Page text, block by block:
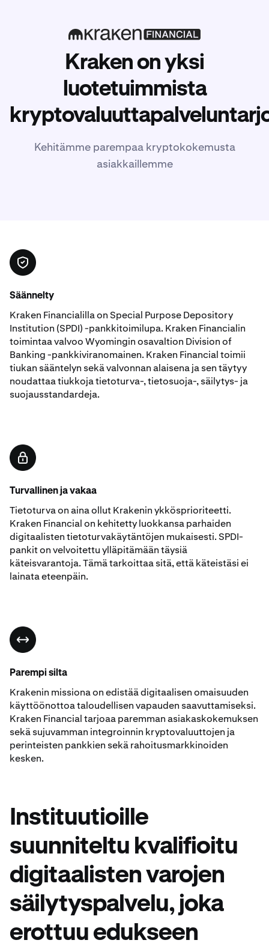
Kraken on yksi
luotetuimmista
Kehitämme parempaa kryptokokemusta
asiakkaillemme
Säännelty
Kraken Financialilla on Special Purpose Depository
Institution (SPDI) -pankkitoimilupa. Kraken Financialin
toimintaa valvoo Wyomingin osavaltion Division of
Banking -pankkiviranomainen. Kraken Financial toimii
tiukan sääntelyn sekä valvonnan alaisena ja sen täytyy
noudattaa tiukkoja tietoturva-, tietosuoja-, säilytys- ja
suojausstandardeja.
Turvallinen ja vakaa
Tietoturva on aina ollut Krakenin ykkösprioriteetti.
Kraken Financial on kehitetty luokkansa parhaiden
digitaalisten tietoturvakäytäntöjen mukaisesti. SPDI-
pankit on velvoitettu ylläpitämään täysiä
käteisvarantoja. Tämä tarkoittaa sitä, että käteistäsi ei
lainata eteenpäin.
Parempi silta
Krakenin missiona on edistää digitaalisen omaisuuden
käyttöönottoa taloudellisen vapauden saavuttamiseksi.
Kraken Financial tarjoaa paremman asiakaskokemuksen
sekä sujuvamman integroinnin kryptovaluuttojen ja
perinteisten pankkien sekä rahoitusmarkkinoiden
kesken.
Instituutioille
suunniteltu kvalifioitu
digitaalisten varojen
säilytyspalvelu, joka
erottuu edukseen